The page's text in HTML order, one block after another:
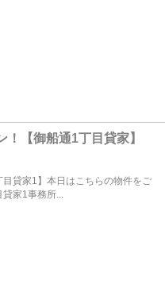
【御船通1丁目貸家】
貸家1】本日はこちらの物件をご
家1事務所...